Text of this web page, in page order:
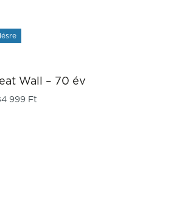
999 Ft
Wall – 70 év
999 Ft